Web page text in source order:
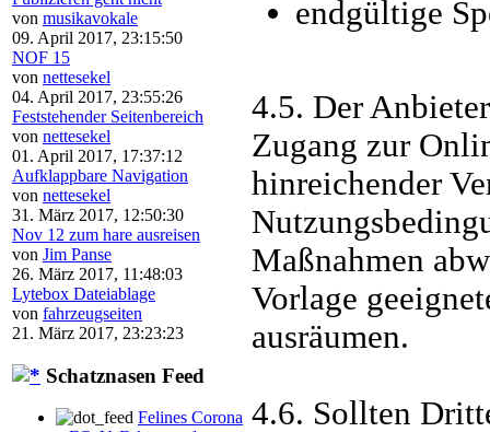
von musikavokale
09. April 2017, 23:15:50
NOF 15
von nettesekel
04. April 2017, 23:55:26
Feststehender Seitenbereich
von nettesekel
01. April 2017, 17:37:12
Aufklappbare Navigation
von nettesekel
31. März 2017, 12:50:30
Nov 12 zum hare ausreisen
von Jim Panse
26. März 2017, 11:48:03
Lytebox Dateiablage
von fahrzeugseiten
21. März 2017, 23:23:23
Schatznasen Feed
Felines Corona
endgültige
4.5. Der
Zugang zur
hinreichender
Maßnahmen
Vorlage
ausräumen.
4.6. Sollten